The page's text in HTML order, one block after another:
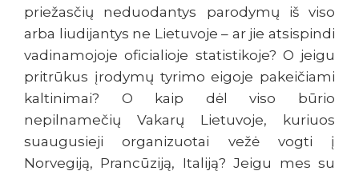
priežasčių neduodantys parodymų iš viso
arba liudijantys ne Lietuvoje – ar jie atsispindi
vadinamojoje oficialioje statistikoje? O jeigu
pritrūkus įrodymų tyrimo eigoje pakeičiami
kaltinimai? O kaip dėl viso būrio
nepilnamečių Vakarų Lietuvoje, kuriuos
suaugusieji organizuotai vežė vogti į
Norvegiją, Prancūziją, Italiją? Jeigu mes su